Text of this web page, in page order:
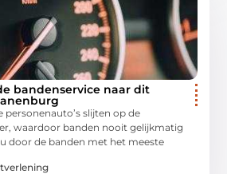
bandenservice naar dit
personenauto’s slijten op de
waardoor banden nooit gelijkmatig
door de banden met het meeste